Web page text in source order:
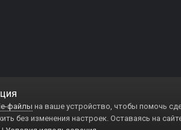
файлы на ваше устройство, чтобы помочь
без изменения настроек. Оставаясь на